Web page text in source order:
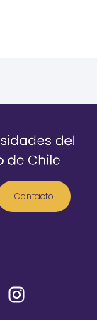
Contacto